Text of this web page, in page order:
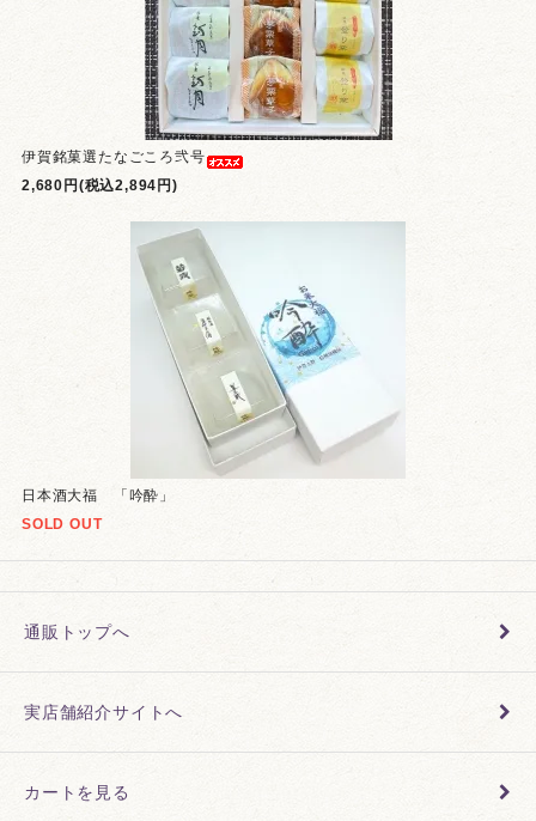
伊賀銘菓選たなごころ弐号
2,680円(税込2,894円)
日本酒大福 「吟酔」
SOLD OUT
通販トップへ
実店舗紹介サイトへ
カートを見る